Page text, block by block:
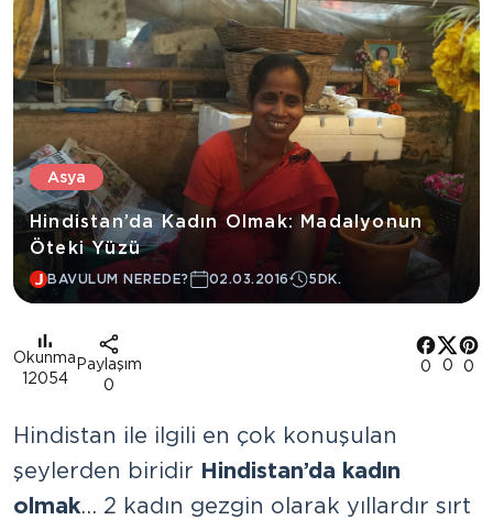
Asya
Hindistan’da Kadın Olmak: Madalyonun
Öteki Yüzü
BAVULUM NEREDE? 02.03.2016 5DK.
Okunma
12054
Paylaşım
0
0 0 0
Hindistan ile ilgili en çok konuşulan
şeylerden biridir Hindistan’da kadın
olmak… 2 kadın gezgin olarak yıllardır sırt